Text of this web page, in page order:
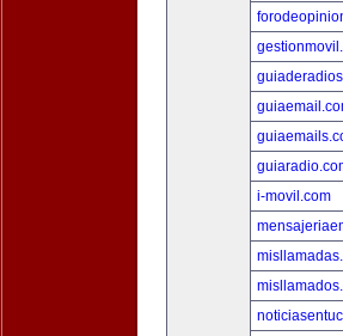
i-movil.com